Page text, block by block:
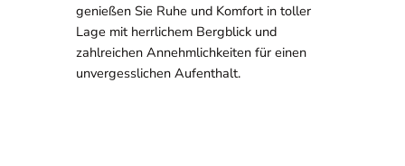
genießen Sie Ruhe und Komfort in toller
Lage mit herrlichem Bergblick und
zahlreichen Annehmlichkeiten für einen
unvergesslichen Aufenthalt.